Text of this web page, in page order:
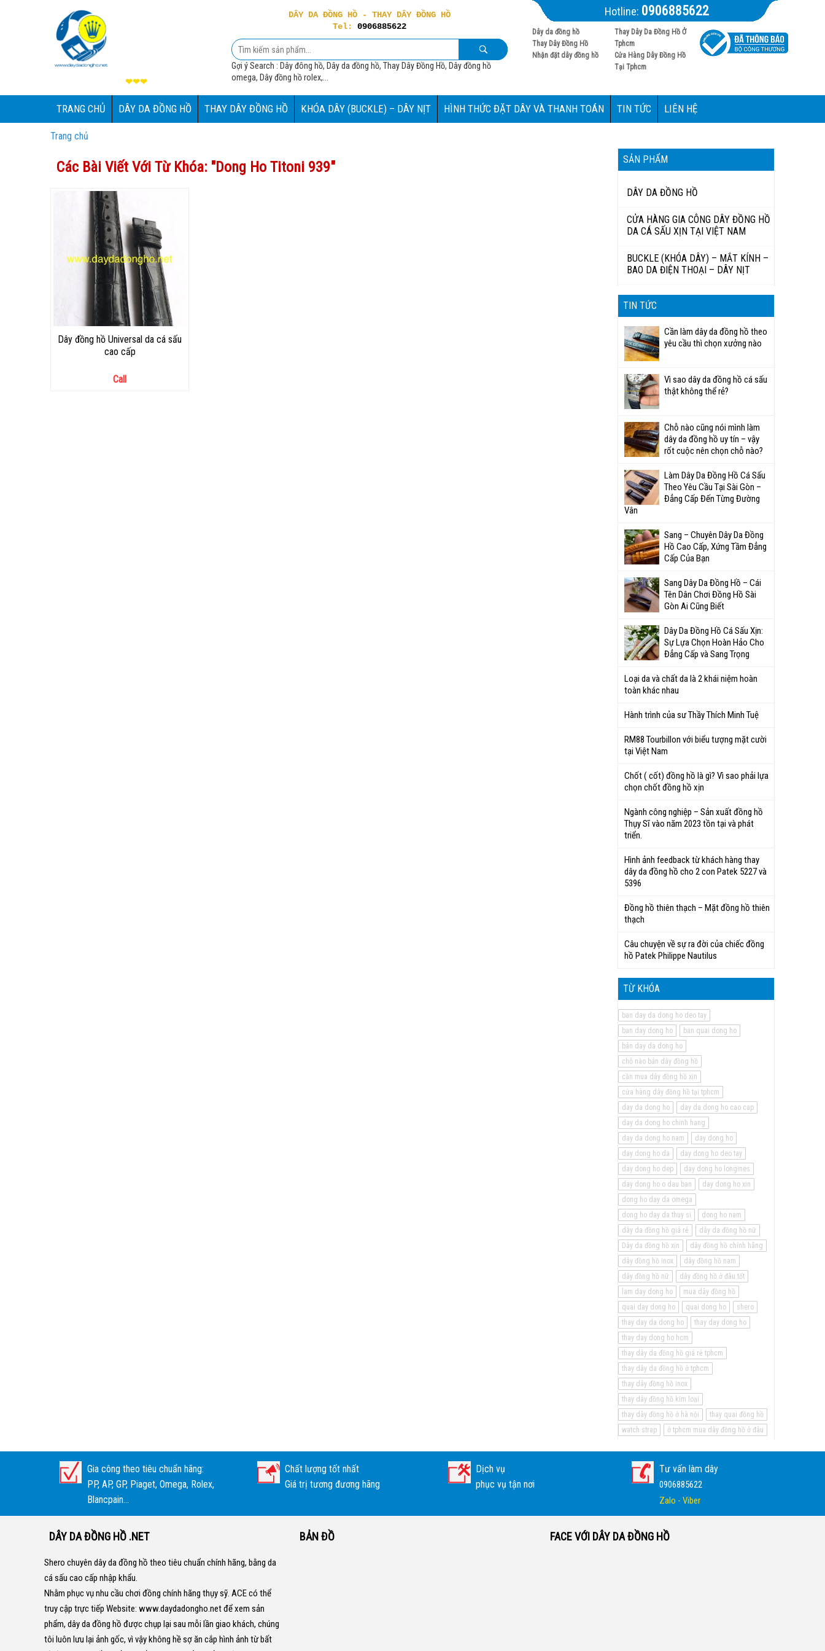
❤❤❤
DÂY DA ĐỒNG HỒ - THAY DÂY ĐỒNG HỒ
Tel: 0906885622
Gợi ý Search : Dây đông hồ, Dây da đồng hồ, Thay Dây Đồng Hồ, Dây đồng hồ
omega, Dây đồng hồ rolex,...
Hotline: 0906885622
Dây da đồng hồ
Thay Dây Đồng Hồ
Nhận đặt dây đồng hồ
Thay Dây Da Đồng Hồ Ở
Tphcm
Cửa Hàng Dây Đồng Hồ
Tại Tphcm
TRANG CHỦ DÂY DA ĐỒNG HỒ THAY DÂY ĐỒNG HỒ KHÓA DÂY (BUCKLE) – DÂY NỊT HÌNH THỨC ĐẶT DÂY VÀ THANH TOÁN TIN TỨC LIÊN HỆ
Trang chủ
Các Bài Viết Với Từ Khóa: "Dong Ho Titoni 939"
Dây đồng hồ Universal da cá sấu
cao cấp
Call
SẢN PHẨM
DÂY DA ĐỒNG HỒ
CỬA HÀNG GIA CÔNG DÂY ĐỒNG HỒ
DA CÁ SẤU XỊN TẠI VIỆT NAM
BUCKLE (KHÓA DÂY) – MẮT KÍNH –
BAO DA ĐIỆN THOẠI – DÂY NỊT
TIN TỨC
Cần làm dây da đồng hồ theo
yêu cầu thì chọn xưởng nào
Vì sao dây da đồng hồ cá sấu
thật không thể rẻ?
Chỗ nào cũng nói mình làm
dây da đồng hồ uy tín – vậy
rốt cuộc nên chọn chỗ nào?
Làm Dây Da Đồng Hồ Cá Sấu
Theo Yêu Cầu Tại Sài Gòn –
Đẳng Cấp Đến Từng Đường
Vân
Sang – Chuyên Dây Da Đồng
Hồ Cao Cấp, Xứng Tầm Đẳng
Cấp Của Bạn
Sang Dây Da Đồng Hồ – Cái
Tên Dân Chơi Đồng Hồ Sài
Gòn Ai Cũng Biết
Dây Da Đồng Hồ Cá Sấu Xịn:
Sự Lựa Chọn Hoàn Hảo Cho
Đẳng Cấp và Sang Trọng
Loại da và chất da là 2 khái niệm hoàn
toàn khác nhau
Hành trình của sư Thầy Thích Minh Tuệ
RM88 Tourbillon với biểu tượng mặt cười
tại Việt Nam
Chốt ( cốt) đồng hồ là gì? Vì sao phải lựa
chọn chốt đồng hồ xịn
Ngành công nghiệp – Sản xuất đồng hồ
Thụy Sĩ vào năm 2023 tồn tại và phát
triển.
Hình ảnh feedback từ khách hàng thay
dây da đồng hồ cho 2 con Patek 5227 và
5396
Đồng hồ thiên thạch – Mặt đồng hồ thiên
thạch
Câu chuyện về sự ra đời của chiếc đồng
hồ Patek Philippe Nautilus
TỪ KHÓA
ban day da dong ho deo tay
ban day dong ho
ban quai dong ho
bán day da dong ho
chỗ nào bán dây đồng hồ
cần mua dây đồng hồ xịn
cửa hàng dây đồng hồ tại tphcm
day da dong ho
day da dong ho cao cap
day da dong ho chinh hang
day da dong ho nam
day dong ho
day dong ho da
day dong ho deo tay
day dong ho dep
day dong ho longines
day dong ho o dau ban
day dong ho xin
dong ho day da omega
dong ho day da thuy si
dong ho nam
dây da đồng hồ giá rẻ
dây da đồng hồ nữ
Dây da đồng hồ xịn
dây đồng hồ chính hãng
dây đồng hồ inox
dây đồng hồ nam
dây đồng hồ nữ
dây đồng hồ ở đâu tốt
lam day dong ho
mua dây đồng hồ
quai day dong ho
quai dong ho
shero
thay day da dong ho
thay day dong ho
thay day dong ho hcm
thay dây da đồng hồ giá rẻ tphcm
thay dây da đồng hồ ở tphcm
thay dây đồng hồ inox
thay dây đồng hồ kim loại
thay dây đồng hồ ở hà nội
thay quai đồng hồ
watch strap
ở tphcm mua dây đồng hồ ở đâu
Gia công theo tiêu chuẩn hãng:
PP, AP, GP, Piaget, Omega, Rolex,
Blancpain...
Chất lượng tốt nhất
Giá trị tương đương hãng
Dịch vụ
phục vụ tận nơi
Tư vấn làm dây
0906885622
Zalo - Viber
DÂY DA ĐỒNG HỒ .NET
Shero chuyên dây da đồng hồ theo tiêu chuẩn chính hãng, bằng da
cá sấu cao cấp nhập khẩu.
Nhằm phục vụ nhu cầu chơi đồng chính hãng thụy sỹ. ACE có thể
truy cập trực tiếp Website: www.daydadongho.netđể xem sản
phẩm, dây da đồng hồ được chụp lại sau mỗi lần giao khách, chúng
tôi luôn lưu lại ảnh gốc, vì vậy không hề sợ ăn cắp hình ảnh từ bất
BẢN ĐỒ FACE VỚI DÂY DA ĐỒNG HỒ